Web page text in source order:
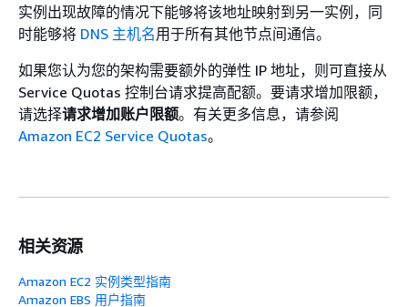
实例出现故障的情况下能够将该地址映射到另一实例，同
时能够将 DNS 主机名用于所有其他节点间通信。
如果您认为您的架构需要额外的弹性 IP 地址，则可直接从
Service Quotas 控制台请求提高配额。要请求增加限额，
请选择请求增加账户限额。有关更多信息，请参阅
Amazon EC2 Service Quotas。
相关资源
Amazon EC2 实例类型指南
Amazon EBS 用户指南